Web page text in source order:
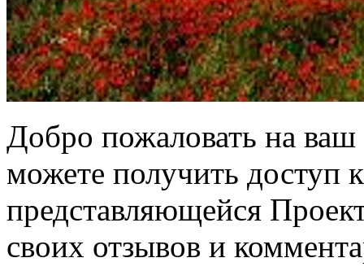
Добро пожаловать на
можете получить доступ
представляющейся
своих отзывов и